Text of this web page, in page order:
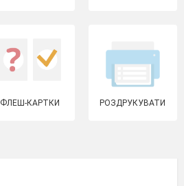
ФЛЕШ-КАРТКИ РОЗДРУКУВАТИ